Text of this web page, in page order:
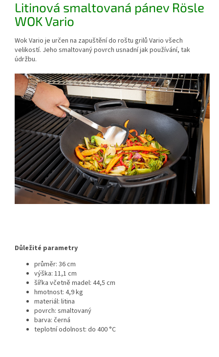
Litinová smaltovaná pánev Rösle
WOK Vario
Wok Vario je určen na zapuštění do roštu grilů Vario všech
velikostí. Jeho smaltovaný povrch usnadní jak používání, tak
údržbu.
Důležité parametry
průměr: 36 cm
výška: 11,1 cm
šířka včetně madel: 44,5 cm
hmotnost: 4,9 kg
materiál: litina
povrch: smaltovaný
barva: černá
teplotní odolnost: do 400 °C